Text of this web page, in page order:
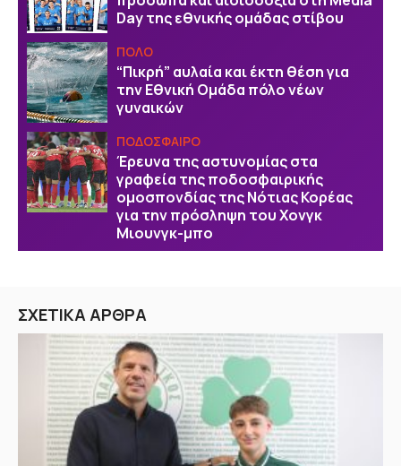
Day της εθνικής ομάδας στίβου
ΠΟΛΟ
“Πικρή” αυλαία και έκτη θέση για
την Εθνική Ομάδα πόλο νέων
γυναικών
ΠΟΔΟΣΦΑΙΡΟ
Έρευνα της αστυνομίας στα
γραφεία της ποδοσφαιρικής
ομοσπονδίας της Νότιας Κορέας
για την πρόσληψη του Χονγκ
Μιουνγκ-μπο
ΣΧΕΤΙΚΑ ΑΡΘΡΑ